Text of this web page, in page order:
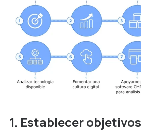
1. Establecer objetivos